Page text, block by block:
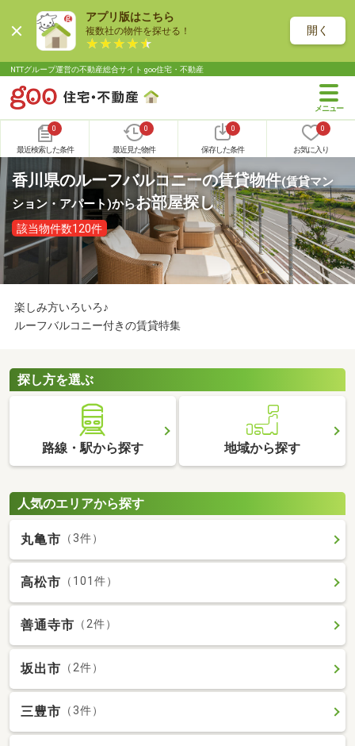
アプリ版はこちら
複数社の物件を探せる！ 開く
NTTグループ運営の不動産総合サイト goo住宅・不動産
0
最近検索した条件
0
最近見た物件
0
保存した条件
0
お気に入り
香川県のルーフバルコニーの賃貸物件(賃貸マン
ション・アパート)からお部屋探し
該当物件数120件
楽しみ方いろいろ♪
ルーフバルコニー付きの賃貸特集
探し方を選ぶ
路線・駅から探す 地域から探す
人気のエリアから探す
丸亀市 （3件）
高松市 （101件）
善通寺市 （2件）
坂出市 （2件）
三豊市 （3件）